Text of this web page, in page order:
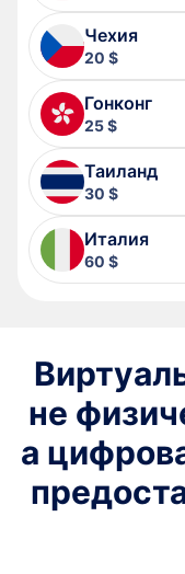
Чехия
20 $
Гонконг
25 $
Таиланд
30 $
Италия
60 $
не
а